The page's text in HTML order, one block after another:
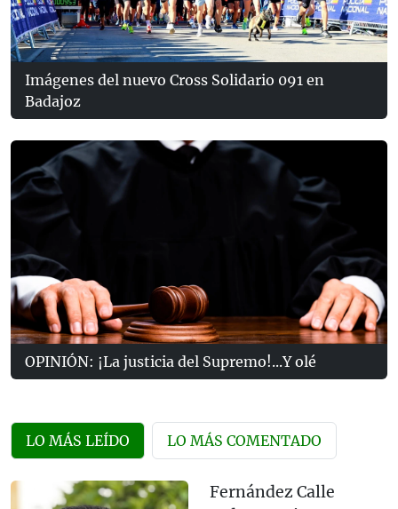
Imágenes del nuevo Cross Solidario 091 en
Badajoz
OPINIÓN: ¡La justicia del Supremo!...Y olé
LO MÁS LEÍDO LO MÁS COMENTADO
Fernández Calle